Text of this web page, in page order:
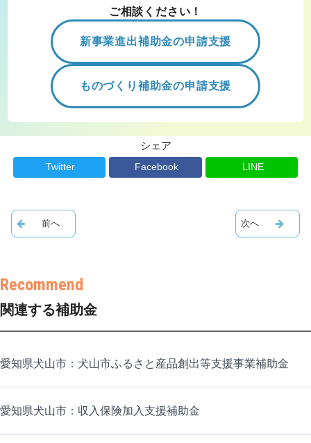
ご相談ください！
新事業進出補助金の申請支援
ものづくり補助金の申請支援
シェア
Twitter Facebook LINE
関連する補助金
愛知県犬山市：犬山市ふるさと産品創出等支援事業補助金
愛知県犬山市：収入保険加入支援補助金